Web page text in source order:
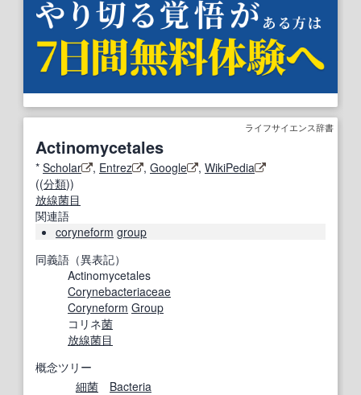
ライフサイエンス辞書
Actinomycetales
* Scholar , Entrez , Google , WikiPedia
((分類))
放線菌目
関連語
coryneform group
同義語（異表記）
Actinomycetales
Corynebacteriaceae
Coryneform Group
コリネ菌
放線菌目
概念ツリー
細菌
Bacteria